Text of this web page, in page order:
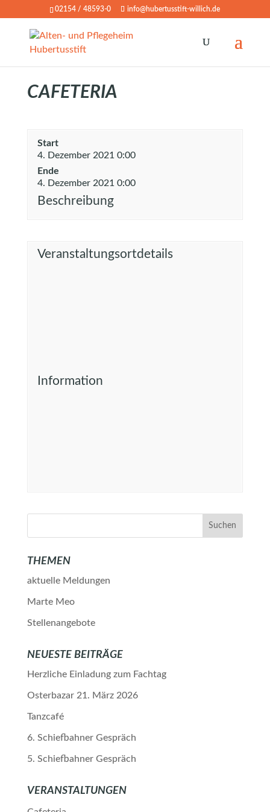
02154 / 48593-0 info@hubertusstift-willich.de
CAFETERIA
Start
4. Dezember 2021 0:00
Ende
4. Dezember 2021 0:00
Beschreibung
Veranstaltungsortdetails
Information
THEMEN
aktuelle Meldungen
Marte Meo
Stellenangebote
NEUESTE BEITRÄGE
Herzliche Einladung zum Fachtag
Osterbazar 21. März 2026
Tanzcafé
6. Schiefbahner Gespräch
5. Schiefbahner Gespräch
VERANSTALTUNGEN